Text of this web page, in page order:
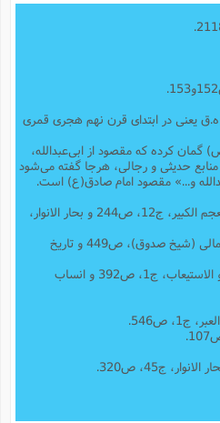
ابن خلدون در سال 808 ه.ق یعنی در ابتدای قرن نهم هجری قمری
کرده که مقصود از ابی‌عبدالله،
حدیثی و رجالی، هرجا گفته می‌شود
و...» مقصود امام صادق(ع) است.
. المحاسن، ج1، ص221 و المعجم الکبیر، ج12، ص244 و بحار الانوار،
. بحار الانوار، ج2، ص227 و الامالی (شیخ صدوق)، ص449 و تاریخ
. الطبقات الکبری، ج5، ص52 و الاستیعاب، ج1، ص392 و انساب